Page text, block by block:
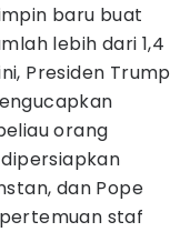
baru buat
lebih dari 1,4
Presiden Trump
orang
dan Pope
staf